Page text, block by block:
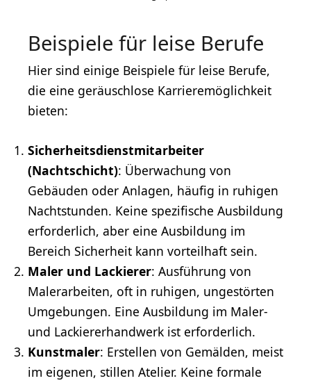
Beispiele für leise Berufe
Hier sind einige Beispiele für leise Berufe,
die eine geräuschlose Karrieremöglichkeit
bieten:
Sicherheitsdienstmitarbeiter
(Nachtschicht): Überwachung von
Gebäuden oder Anlagen, häufig in ruhigen
Nachtstunden. Keine spezifische Ausbildung
erforderlich, aber eine Ausbildung im
Bereich Sicherheit kann vorteilhaft sein.
Maler und Lackierer: Ausführung von
Malerarbeiten, oft in ruhigen, ungestörten
Umgebungen. Eine Ausbildung im Maler-
und Lackiererhandwerk ist erforderlich.
Kunstmaler: Erstellen von Gemälden, meist
im eigenen, stillen Atelier. Keine formale